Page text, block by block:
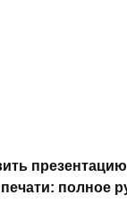
презентацию
полное